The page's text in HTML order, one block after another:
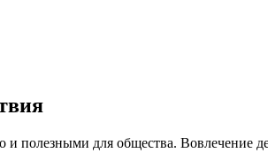
полезными для общества. Вовлечение